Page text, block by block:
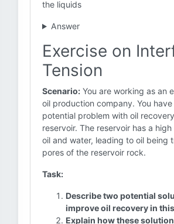
the liquids
Answer
Exercise on
Tension
Scenario: You are working as an
oil production company. You
potential problem with oil
reservoir. The reservoir has a
oil and water, leading to oil being
pores of the reservoir rock.
Task:
Describe two potential
improve oil recovery in
Explain how these